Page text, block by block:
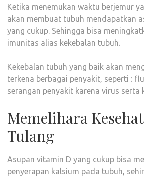
Ketika menemukan waktu berjemur
akan membuat tubuh mendapatkan
yang cukup. Sehingga bisa
imunitas alias kekebalan tubuh.
Kekebalan tubuh yang baik akan
terkena berbagai penyakit, seperti :
serangan penyakit karena virus serta
Memelihara
Tulang
Asupan vitamin D yang cukup bisa
penyerapan kalsium pada tubuh,